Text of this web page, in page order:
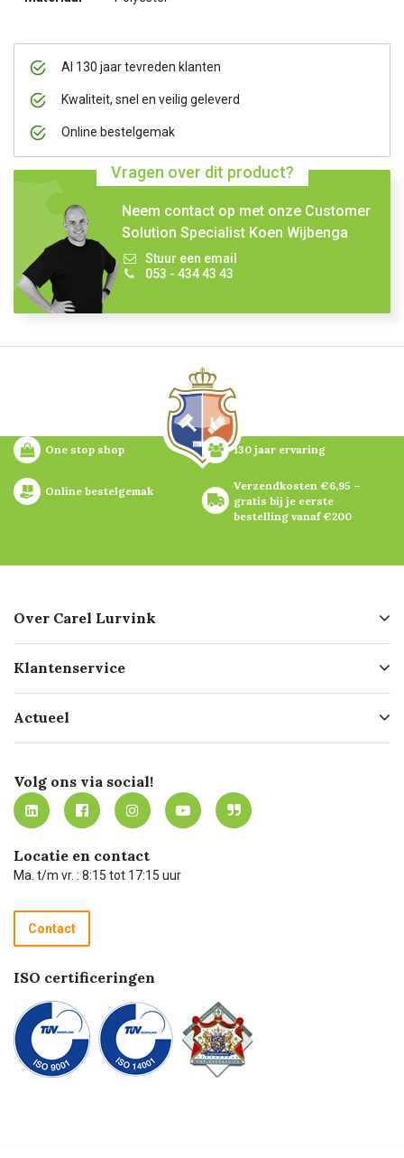
Al 130 jaar tevreden klanten
Kwaliteit, snel en veilig geleverd
Online bestelgemak
Vragen over dit product?
Neem contact op met onze Customer
Solution Specialist Koen Wijbenga
Stuur een email
053 - 434 43 43
One stop shop 130 jaar ervaring
Online bestelgemak
Verzendkosten €6,95 –
gratis bij je eerste
bestelling vanaf €200
Over Carel Lurvink
Geschiedenis
Missie
Werken bij Carel Lurvink
MVO
Klantenservice
Bezorgen
Mijn Carel Lurvink
Mijn Carel Lurvink instructievideo's
Carel Lurvink App
Hulp op afstand
Technische dienst
Recycle programma
Betalen
Actueel
Innovation LAB
Tevreden klanten
Carel Lurvink Blog
Carel de podcast
Volg ons via social!
Locatie en contact
Ma. t/m vr. : 8:15 tot 17:15 uur
Contact
ISO certificeringen